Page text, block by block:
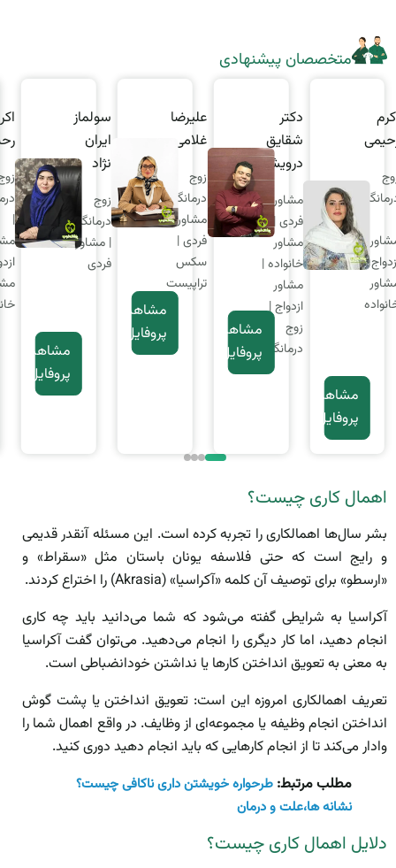
متخصصان پیشنهادی
|
دکتر
شقایق
درویشی
مشاور
فردی |
مشاور
خانواده |
مشاور
ازدواج |
زوج
درمانگر
مشاهده
پروفایل
علیرضا
غلامی
زوج
درمانگر |
مشاور
فردی |
سکس
تراپیست
مشاهده
پروفایل
سولماز
ایران
نژاد
زوج
درمانگر
| مشاور
فردی
مشاهده
پروفایل
|
مشاهده
پروفایل
اهمال کاری چیست؟
بشر سال‌ها اهمالکاری را تجربه کرده است. این مسئله آنقدر قدیمی
و رایج است که حتی فلاسفه یونان باستان مثل «سقراط» و
«ارسطو» برای توصیف آن کلمه «آکراسیا» (Akrasia) را اختراع کردند.
آکراسیا به شرایطی گفته می‌شود که شما می‌دانید باید چه کاری
انجام دهید، اما کار دیگری را انجام می‌دهید. می‌توان گفت آکراسیا
به معنی به تعویق انداختن کارها یا نداشتن خودانضباطی است.
تعریف اهمالکاری امروزه این است: تعویق انداختن یا پشت گوش
انداختن انجام وظیفه یا مجموعه‌ای از وظایف. در واقع اهمال شما را
وادار می‌کند تا از انجام کارهایی که باید انجام دهید دوری کنید.
مطلب مرتبط: طرحواره خویشتن داری ناکافی چیست؟
نشانه ها،علت و درمان
دلایل اهمال کاری چیست؟